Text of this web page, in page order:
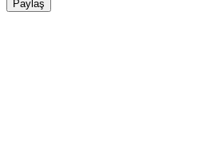
Paylaş